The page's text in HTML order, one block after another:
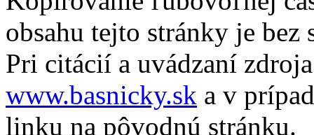
obsahu tejto stránky je bez
Pri citácií a uvádzaní
www.basnicky.sk a v
linku na pôvodnú stránku.